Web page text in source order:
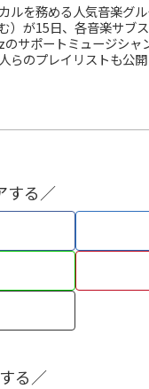
ルを務める人気音楽グ
）が15日、各音楽サブ
サポートミュージシャ
らのプレイリストも公
する／
る／